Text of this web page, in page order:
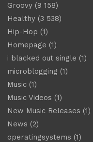
Groovy (9 158)
Healthy (3 538)
Hip-Hop (1)
Homepage (1)
i blacked out single (1)
microblogging (1)
Music (1)
Music Videos (1)
New Music Releases (1)
News (2)
operatingsystems (1)